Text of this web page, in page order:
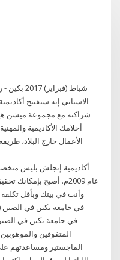
الاسباني إنه سيفتتح
أحلامك الأكاديمية
الأعمال خارج البلاد،
أكاديمية إنجلش بليس
عام 2009م. أصبح
وأنت في بيتك وبأقل
المتفوقين
الماجستير ومساعدتهم